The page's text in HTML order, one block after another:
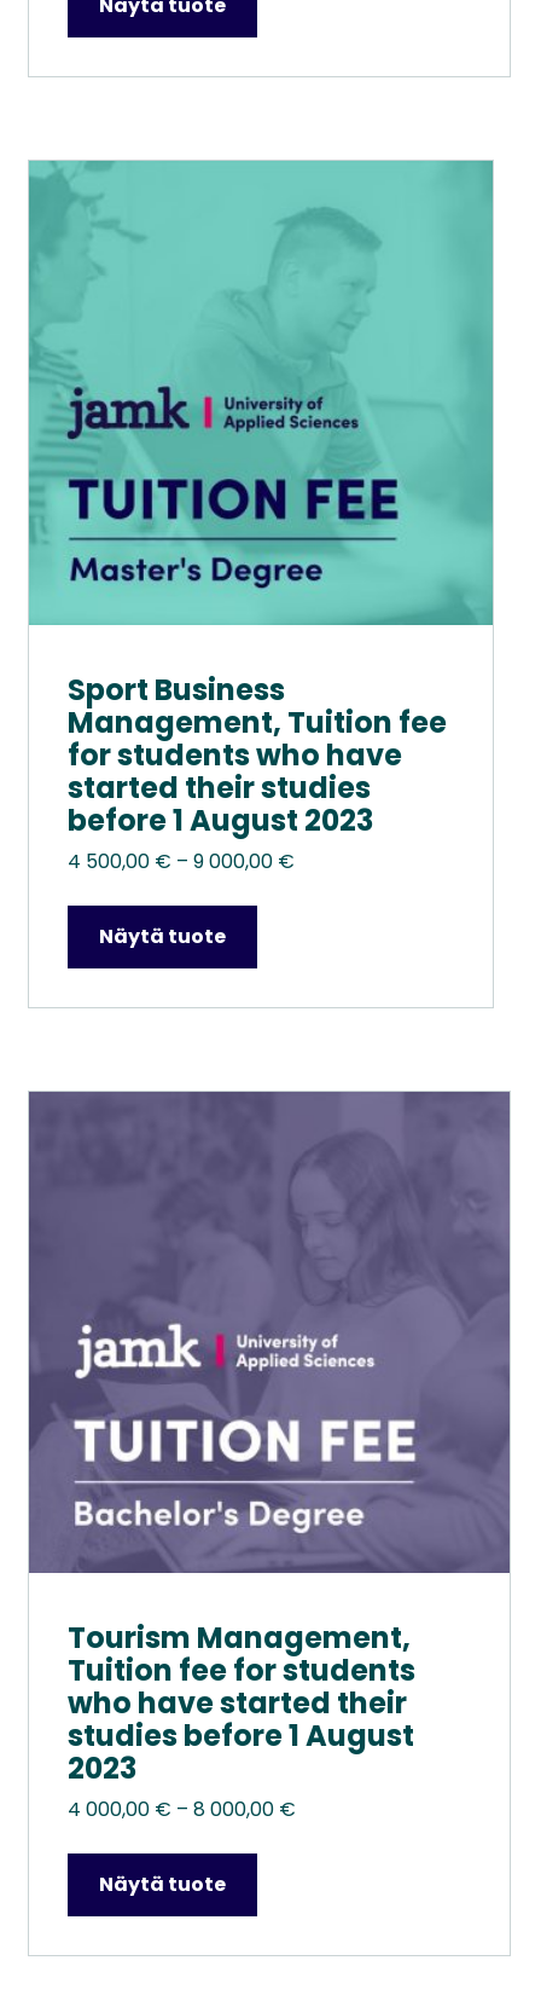
000,00 €
Sport Business
Management, Tuition fee
for students who have
started their studies
before 1 August 2023
4 500,00 € – 9 000,00 €Hintaluokka:
000,00 €
Näytä tuote
Tällä
tuotteella
useampi
Voit
tehdä
valinnat
tuotteen
sivulla.
Tourism Management,
Tuition fee for students
who have started their
studies before 1 August
2023
4 000,00 € – 8 000,00 €Hintaluokka:
000,00 €
Näytä tuote
valinnat
tuotteen
sivulla.